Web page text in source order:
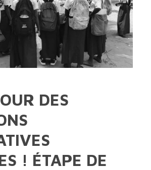
DES
! ÉTAPE DE